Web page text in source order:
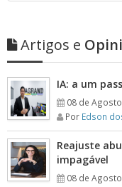
Artigos e
IA: a um
08 de
Por Edson
Reajuste
impagável
08 de